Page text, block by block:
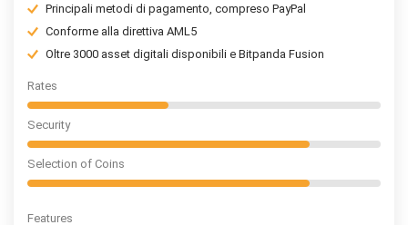
Principali metodi di pagamento, compreso PayPal
Conforme alla direttiva AML5
Oltre 3000 asset digitali disponibili e Bitpanda Fusion
Rates
Security
Selection of Coins
Features